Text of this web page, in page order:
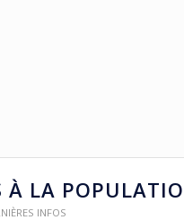
À LA
INFOS